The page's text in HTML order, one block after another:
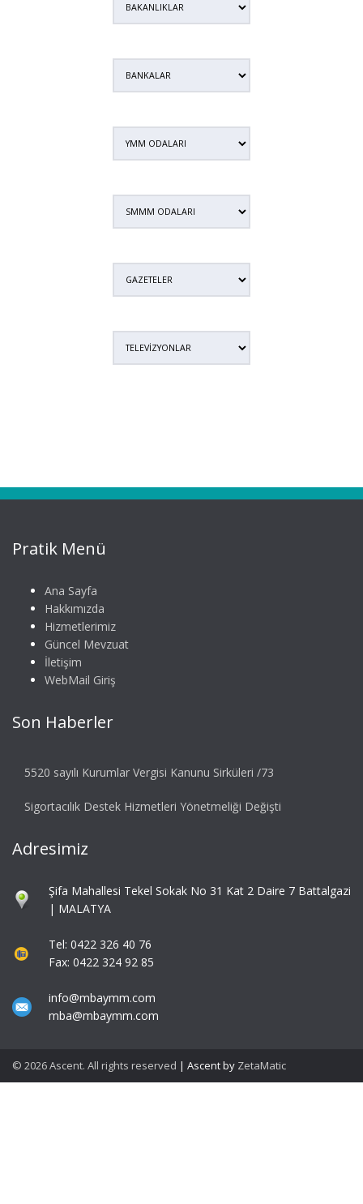
Pratik Menü
Ana Sayfa
Hakkımızda
Hizmetlerimiz
Güncel Mevzuat
İletişim
WebMail Giriş
Son Haberler
5520 sayılı Kurumlar Vergisi Kanunu Sirküleri /73
Sigortacılık Destek Hizmetleri Yönetmeliği Değişti
Adresimiz
Şifa Mahallesi Tekel Sokak No 31 Kat 2 Daire 7 Battalgazi
| MALATYA
Tel: 0422 326 40 76
Fax: 0422 324 92 85
info@mbaymm.com
mba@mbaymm.com
© 2026 Ascent. All rights reserved | Ascent by ZetaMatic